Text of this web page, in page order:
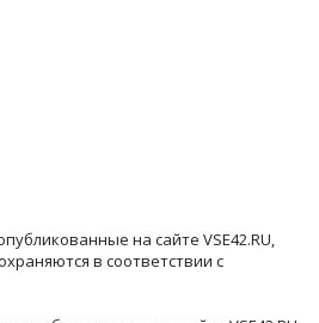
на сайте VSE42.RU,
в соответствии с